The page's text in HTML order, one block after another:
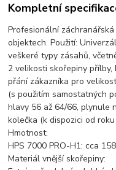
Kompletní
Profesionální
objektech. Použití:
veškeré typy zásahů,
2 velikosti skořepiny
přání zákazníka pro
(s použitím samostatných
hlavy 56 až 64/66, plynule
kolečka (k dispozici od
Hmotnost:
HPS 7000 PRO-H1: cca
Materiál vnější skořepiny: